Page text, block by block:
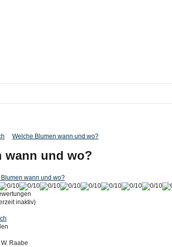
Welche Blumen wann und wo?
wann und wo?
wann und wo?
inaktiv)
Raabe